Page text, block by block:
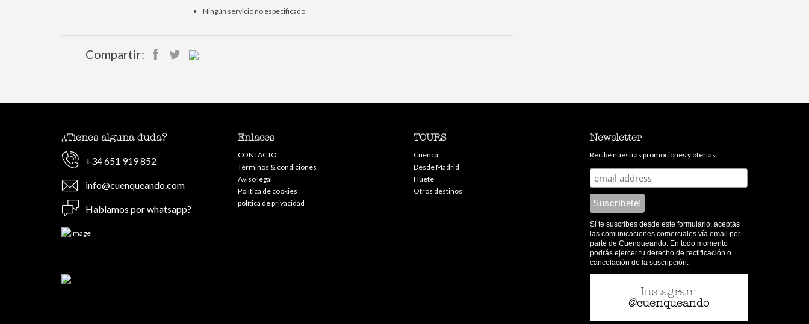
Ningún servicio no especificado
Compartir:
¿Tienes alguna duda?
+34 651 919 852
info@cuenqueando.com
Hablamos por whatsapp?
Enlaces
CONTACTO
Términos & condiciones
Aviso legal
Política de cookies
política de privacidad
TOURS
Cuenca
Desde Madrid
Huete
Otros destinos
Newsletter
Recibe nuestras promociones y ofertas.
Si te suscríbes desde este formulario, aceptas
las comunicaciones comerciales vía email por
parte de Cuenqueando. En todo momento
podrás ejercer tu derecho de rectificación o
cancelación de la suscripción.
Instagram
@cuenqueando